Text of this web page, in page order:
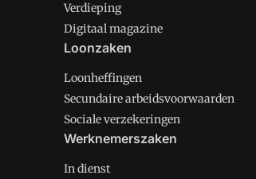
Verdieping
Digitaal magazine
Loonzaken
Loonheffingen
Secundaire arbeidsvoorwaarden
Sociale verzekeringen
Werknemerszaken
In dienst